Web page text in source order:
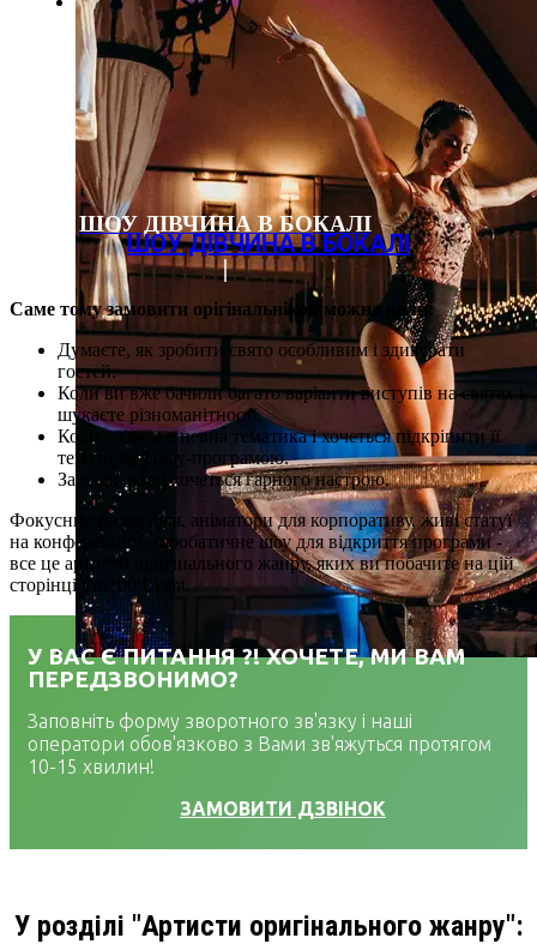
ШОУ ДІВЧИНА В БОКАЛІ
ШОУ ДІВЧИНА В БОКАЛІ
Саме тому замовити орігінальніков можна коли:
Думаєте, як зробити свято особливим і здивувати
гостей.
Коли ви вже бачили багато варіанти виступів на святах і
шукаєте різноманітності.
Коли у свята є певна тематика і хочеться підкріпити її
тематичної шоу-програмою.
Завжди, коли хочеться гарного настрою.
Фокусник на весілля, аніматори для корпоративу, живі статуї
на конференцію, акробатичне шоу для відкриття програми -
все це артисти оригінального жанру, яких ви побачите на цій
сторінці Pro100 Event.
У ВАС Є ПИТАННЯ ?! ХОЧЕТЕ, МИ ВАМ
ПЕРЕДЗВОНИМО?
Заповніть форму зворотного зв'язку і наші
оператори обов'язково з Вами зв'яжуться протягом
10-15 хвилин!
ЗАМОВИТИ ДЗВІНОК
У розділі "Артисти оригінального жанру":